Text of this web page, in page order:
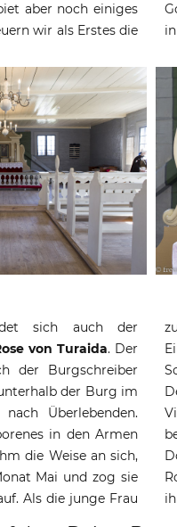
aber noch einiges
wir als Erstes die
sich auch der
von Turaida. Der
der Burgschreiber
der Burg im
Überlebenden.
in den Armen
die Weise an sich,
Mai und zog sie
Als die junge Frau
Einwohner von Treiden den Beinamen Rose.
sich in den aus
Landschaftsgärtner
Liebe, weshalb die
heiraten wollten.
lockte ein Bote Mai
wo die Geschichte